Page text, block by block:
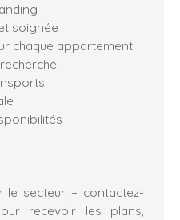
soignée
chaque appartement
secteur – contactez-
recevoir les plans,